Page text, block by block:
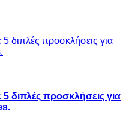
διπλές προσκλήσεις για